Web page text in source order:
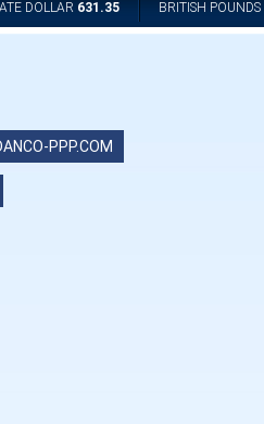
BRITISH POUNDS
DOLLAR 631.35
PPP.COM